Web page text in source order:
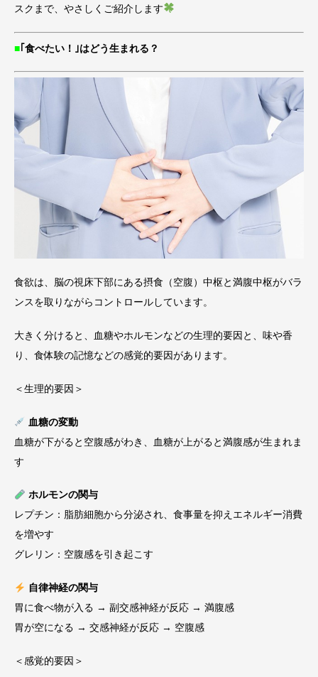
スクまで、やさしくご紹介します
■｢食べたい！｣はどう生まれる？
食欲は、脳の視床下部にある摂食（空腹）中枢と満腹中枢がバラ
ンスを取りながらコントロールしています。
大きく分けると、血糖やホルモンなどの生理的要因と、味や香
り、食体験の記憶などの感覚的要因があります。
＜生理的要因＞
血糖の変動
血糖が下がると空腹感がわき、血糖が上がると満腹感が生まれま
す
ホルモンの関与
レプチン：脂肪細胞から分泌され、食事量を抑えエネルギー消費
を増やす
グレリン：空腹感を引き起こす
自律神経の関与
胃に食べ物が入る → 副交感神経が反応 → 満腹感
胃が空になる → 交感神経が反応 → 空腹感
＜感覚的要因＞